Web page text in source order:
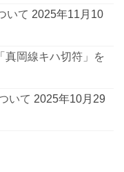
いて 2025年11月10
岡線キハ切符」を
いて 2025年10月29